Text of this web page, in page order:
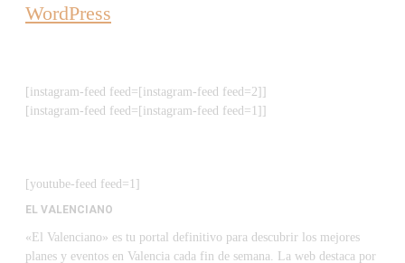
WordPress
[instagram-feed feed=[instagram-feed feed=2]]
[instagram-feed feed=[instagram-feed feed=1]]
[youtube-feed feed=1]
EL VALENCIANO
«El Valenciano» es tu portal definitivo para descubrir los mejores
planes y eventos en Valencia cada fin de semana. La web destaca por